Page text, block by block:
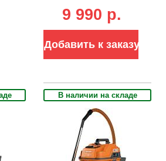
230 мбар,
контейнер 20 л.,
9 990 p.
Добавить к заказу
В наличии на складе